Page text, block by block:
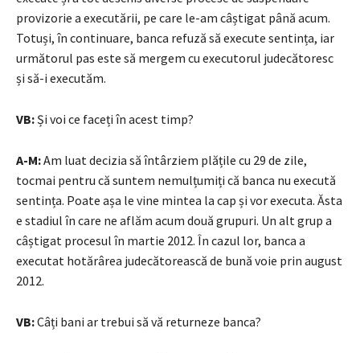
provizorie a executării, pe care le-am câștigat până acum.
Totuși, în continuare, banca refuză să execute sentința, iar
următorul pas este să mergem cu executorul judecătoresc
și să-i executăm.
VB:Și voi ce faceți în acest timp?
A-M:Am luat decizia să întârziem plățile cu 29 de zile,
tocmai pentru că suntem nemulțumiți că banca nu execută
sentința. Poate așa le vine mintea la cap și vor executa. Ăsta
e stadiul în care ne aflăm acum două grupuri. Un alt grup a
câștigat procesul în martie 2012. În cazul lor, banca a
executat hotărârea judecătorească de bună voie prin august
2012.
VB:Câți bani ar trebui să vă returneze banca?